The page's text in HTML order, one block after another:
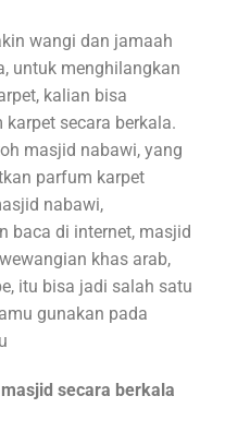
wangi dan jamaah
untuk menghilangkan
kalian bisa
secara berkala.
masjid nabawi, yang
parfum karpet
nabawi,
baca di internet, masjid
khas arab,
itu bisa jadi salah satu
gunakan pada
secara berkala